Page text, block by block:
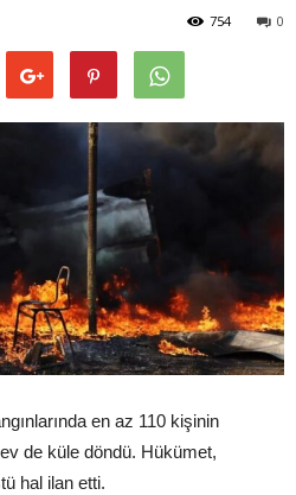
0
754
en az 110 kişinin
de küle döndü. Hükümet,
hal ilan etti.